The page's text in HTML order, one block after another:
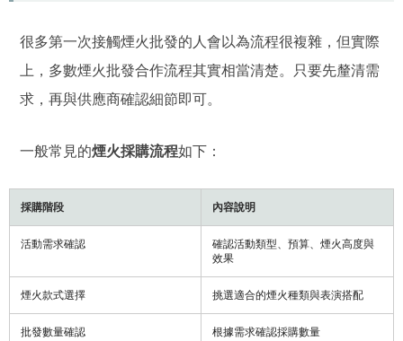
很多第一次接觸煙火批發的人會以為流程很複雜，但實際
上，多數煙火批發合作流程其實相當清楚。只要先釐清需
求，再與供應商確認細節即可。
一般常見的煙火採購流程如下：
採購階段 內容說明
活動需求確認
確認活動類型、預算、煙火高度與
效果
煙火款式選擇 挑選適合的煙火種類與表演搭配
批發數量確認 根據需求確認採購數量